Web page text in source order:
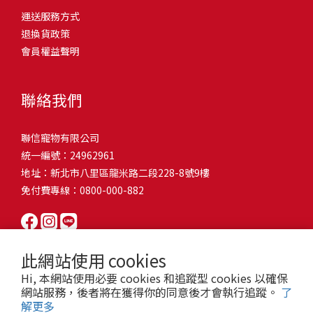
此網站使用 cookies
Hi, 本網站使用必要 cookies 和追蹤型 cookies 以確保
網站服務，後者將在獲得你的同意後才會執行追蹤。 了
解更多
和獨立能力。 幼犬訓練常見問題Q1: 幾個月大的幼犬最適合開始訓
練？A: 訓練可從幼犬到家首日開始（約8-10週大）。3-16週是社會
化黃金期，每次訓練控制在5-10分鐘內。Q2: 幼犬如廁訓練需要多久
屬啃咬玩具作替代品，發現不當啃咬時堅定說「不」，並引導至適
尿尿？A: 建立固定如廁時間表，成功時立即獎勵。限制活動範圍並
密切監督。意外發生時不責罵，使用專用除臭劑徹底清理。Q5: 幼犬
一直吠叫怎麼辦？A: 找出原因（尋求注意力、警戒、焦慮）。訓練
「安靜」指令，停止吠叫時獎勵。避免對吠叫作出反應，確保充分
向獎勵比懲罰更有效且健康。懲罰可能導致恐懼或攻擊行為，破壞
狗狗怎麼辦？A: 循序漸進社交化，從友善成犬開始。不強迫互動，
正面經驗後給予獎勵。考慮參加專業幼犬社交課程。Q8: 幼犬分離焦
慮要如何處理？A: 練習短暫分離，逐漸延長。離開和返家時保持低
調。提供能分散注意力的玩具，建立可預測的離家儀式。每隻幼犬
熱，水分流失快，腸道可能變得敏感，導致糞便變軟或拉稀。如果
換季時沒有適當調整環境，貓咪的腸胃就可能跟著「鬧脾氣」。冬
天注意保暖，提供暖墊、厚毯，避免冷風直吹。夏天補充水分，可
像是開冷氣又突然關掉，容易讓貓咪腸胃受影響。重點提醒：換季
時，記得關心貓咪的腸胃狀況，適當調整環境，幫助毛孩適應！ 貓
有血絲、異味特別重，那就要小心可能是 寄生蟲感染（如蛔蟲、鈎
蟲、球蟲）或腸胃炎、腸道疾病。這類情況會影響營養吸收，長期
下來甚至可能造成貓咪消瘦、免疫力下降。定期驅蟲（幼貓建議每
月一次，成貓每 3~6 個月一次）。觀察貓咪精神狀態，如果還伴隨
嘔吐、食慾下降，務必儘早就醫。重點提醒：如果貓咪拉肚子超過 2
天，或糞便異常，應立即帶去獸醫院檢查！ 貓咪拉肚子原因5. 情緒
壓力影響腸胃壓力不只影響人類，也會影響貓咪的腸胃！過度緊
張、焦慮、驚嚇（如煙火聲、大聲喧嘩），都可能讓貓咪拉肚子。
尤其是個性敏感的貓咪，對變化的適應力比較低，壓力一大，腸胃
就先「罷工」。減少壓力來源，盡量讓貓咪的作息固定。給貓咪陪
活中輕鬆改善看到滿屋子的貓毛是不是很抓狂？別擔心！其實只要
透過一些簡單的日常照護方式，就能有效減少貓咪掉毛情況。從梳
毛、洗澡到增加互動和營養調整，這些小撇步不僅能幫助貓咪維持
行動吧！ 預防貓掉毛方法1：勤勞梳毛養貓必備神器就是各種梳子
啦！勤勞梳毛是最直接有效的掉毛控制方法。定期梳理可以幫貓咪
髮打結和皮膚問題。建議週期：短毛貓每週梳1-2次，長毛貓則建議
2-3天梳一次。挑選合適的梳具也很重要，可以準備橡膠刷、鬃毛刷
或專用脫毛梳，依照毛質選擇。記得將梳毛變成愉快的日常儀式，
不僅能增加你們的互動時間，也讓貓咪享受被梳理的舒適感！預防
貓掉毛方法2：定期洗澡「貓咪會自己清潔，不需要洗澡」這個想法
其實不完全正確哦！適當的洗澡能幫助貓咪清除死毛和皮屑，減少
澡頻率不宜過高，一般室內貓咪1-3個月洗一次就足夠，過度洗澡反
而會造成皮膚乾燥。選擇專為貓咪設計的溫和洗毛精，洗後一定要
完全吹乾，避免濕毛造成皮膚問題。如果貓咪特別害怕洗澡，可以
的紙箱。建議一開始可以購買單價較低的入門款，觀察一下貓咪的
使用狀況，再考慮購買「豪宅」！ 項目費用用品貓碗$300貓窩
$500貓跳台$1,500貓砂盆$500貓抓板$300外出籠$1,000一次性養貓
咪是非常需要安全感的動物，可以準備一個專屬他的「寶座」，當
花費3：貓跳台貓咪雖然不需要外出進行放電，但在家中還是需要擺
放高度適合的貓跳台提供貓咪玩耍，貓跳台與貓窩相同，能給予貓
咪對於環境的安全感。一次性養貓用品相關花費4：貓砂盆貓咪排泄
用品，可選擇合適貓咪體型大小，不宜過小。一次性養貓用品相關
想，需要準備一個能夠讓牠們放肆磨爪的貓抓板。一次性養貓用品
時，外出籠就非常重要，平常也可以適度讓貓咪適應外出籠，避免
緊急情況時，貓咪過度抗拒。總結來說貓咪在健康及用品的一次性
費用大約落在 $ 7900~ $ 11600不等。雖說金額看起來不少，但以上
運送服務方式
退換貨政策
會員權益聲明
聯絡我們
聯信寵物有限公司
統一編號：24962961
地址：新北市八里區龍米路二段228-8號9樓
免付費專線：0800-000-882